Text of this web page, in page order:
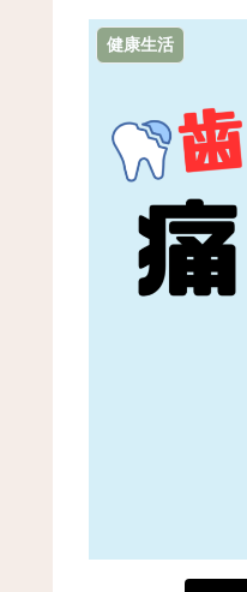
健康生活